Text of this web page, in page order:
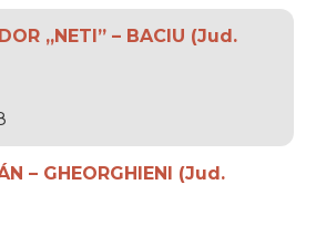
„NETI” – BACIU (Jud.
– GHEORGHIENI (Jud.